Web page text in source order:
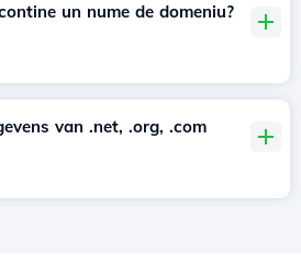
un nume de domeniu?
van .net, .org, .com